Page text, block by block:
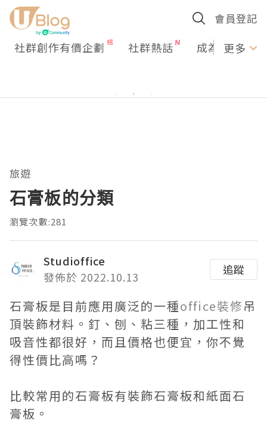
會員登記
社群創作有價企劃 社群熱話 成為U更多
旅遊
石膏板的分類
瀏覽次數:281
Studioffice
發佈於 2022.10.13
追蹤
石膏板是目前應用廣泛的一種office裝修吊
頂裝飾材料。釘、刨、粘三種，加工性和
吸音性都很好，而且價格也便宜，你不覺
得性價比高嗎？
比較常用的石膏板有裝飾石膏板和紙面石
膏板。